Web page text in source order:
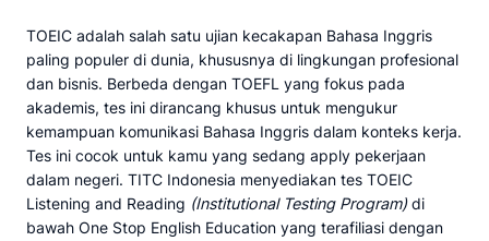
TOEIC adalah salah satu ujian kecakapan Bahasa Inggris
paling populer di dunia, khususnya di lingkungan profesional
dan bisnis. Berbeda dengan TOEFL yang fokus pada
akademis, tes ini dirancang khusus untuk mengukur
kemampuan komunikasi Bahasa Inggris dalam konteks kerja.
Tes ini cocok untuk kamu yang sedang apply pekerjaan
dalam negeri. TITC Indonesia menyediakan tes TOEIC
Listening and Reading (Institutional Testing Program)di
bawah One Stop English Education yang terafiliasi dengan